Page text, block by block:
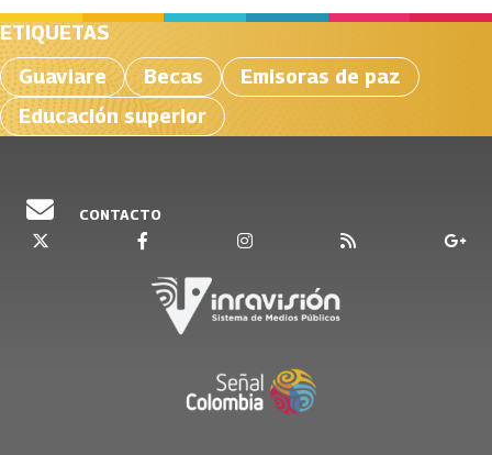
ETIQUETAS
Guaviare
Becas
Emisoras de paz
Educación superior
CONTACTO